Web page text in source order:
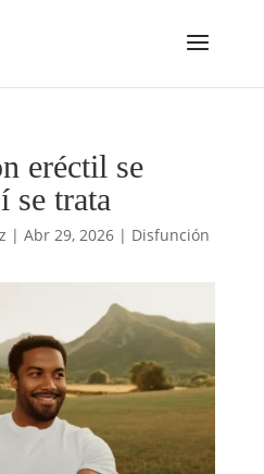
eréctil se
se trata
| Abr 29, 2026| Disfunción